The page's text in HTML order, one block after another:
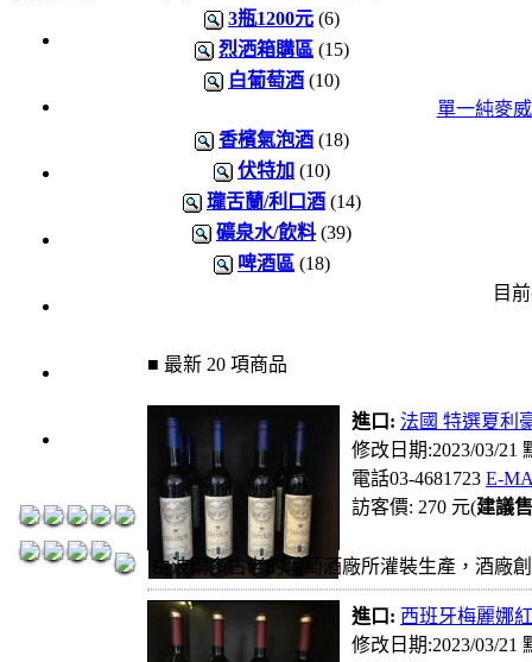
3瓶1200元 (6)
烈洒箱購區 (15)
白葡萄酒 (10)
單一純麥
香檳氣泡酒 (18)
伏特加 (10)
瓏舌蘭/利口酒 (14)
礦泉水/飲料 (39)
啤酒區 (18)
目
■ 最新 20 項商品
進口: 法國 特選夏利
修改日期:2023/03/21
電話03-4681723 E-
訪客價: 270 元(建議
由波爾多古老的葡萄酒廠所灌裝生產，酒廠
進口: 西班牙梅麗娜
修改日期:2023/03/21